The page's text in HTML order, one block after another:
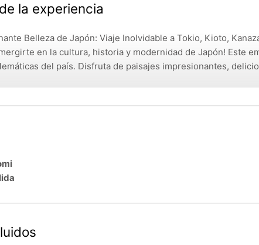
la experiencia
Belleza de Japón: Viaje Inolvidable a Tokio, Kioto,
en la cultura, historia y modernidad de Japón! Este
del país. Disfruta de paisajes impresionantes,